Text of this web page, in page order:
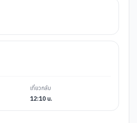
เที่ยวกลับ
12:10 น.